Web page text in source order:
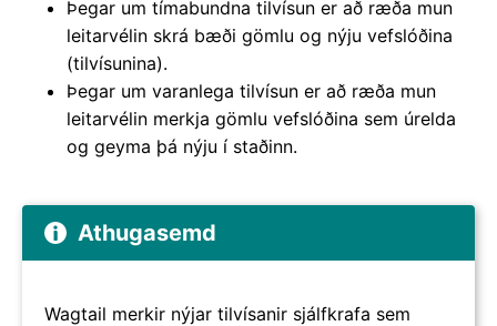
Þegar um tímabundna tilvísun er að ræða mun
leitarvélin skrá bæði gömlu og nýju vefslóðina
(tilvísunina).
Þegar um varanlega tilvísun er að ræða mun
leitarvélin merkja gömlu vefslóðina sem úrelda
og geyma þá nýju í staðinn.
Athugasemd
Wagtail merkir nýjar tilvísanir sjálfkrafa sem